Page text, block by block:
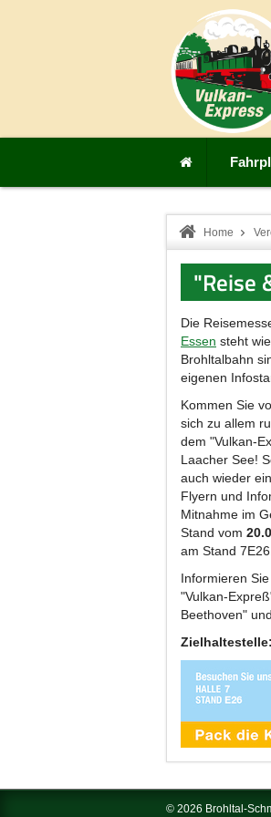
Home
"Reise
Die
Essen steht
Brohltalbahn
eigenen
Kommen Sie
sich zu allem
dem "Vulkan-
Laacher See!
auch wieder
Flyern und
Mitnahme im
Stand vom
am Stand 7E26.
Informieren
"Vulkan-
Beethoven"
Zielhaltestelle:
© 2026 Brohltal-